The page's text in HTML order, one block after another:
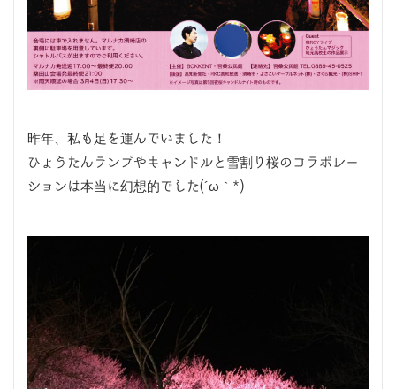
昨年、私も足を運んでいました！
ひょうたんランプやキャンドルと雪割り桜のコラボレー
ションは本当に幻想的でした(´ω｀*)